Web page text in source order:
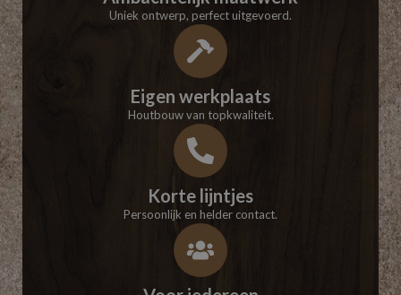
Uniek ontwerp, perfect uitgevoerd.
Eigen werkplaats
Houtbouw van topkwaliteit.
Korte lijntjes
Persoonlijk en helder contact.